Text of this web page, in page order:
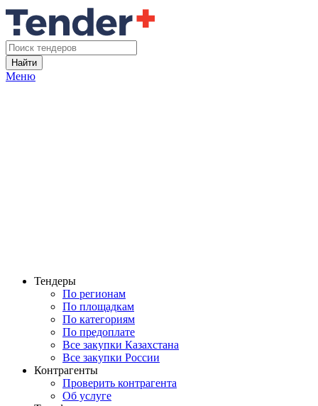
Найти
Меню
Тендеры
По регионам
По площадкам
По категориям
По предоплате
Все закупки Казахстана
Все закупки России
Контрагенты
Проверить контрагента
Об услуге